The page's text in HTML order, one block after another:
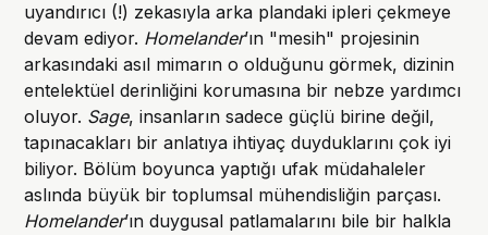
uyandırıcı (!) zekasıyla arka plandaki ipleri çekmeye
devam ediyor. Homelander’ın "mesih" projesinin
arkasındaki asıl mimarın o olduğunu görmek, dizinin
entelektüel derinliğini korumasına bir nebze yardımcı
oluyor. Sage, insanların sadece güçlü birine değil,
tapınacakları bir anlatıya ihtiyaç duyduklarını çok iyi
biliyor. Bölüm boyunca yaptığı ufak müdahaleler
aslında büyük bir toplumsal mühendisliğin parçası.
Homelander’ın duygusal patlamalarını bile bir halkla